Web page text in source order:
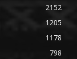
2152
1205
1178
798